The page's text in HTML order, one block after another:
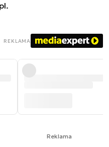
.
REKLAMA
Reklama